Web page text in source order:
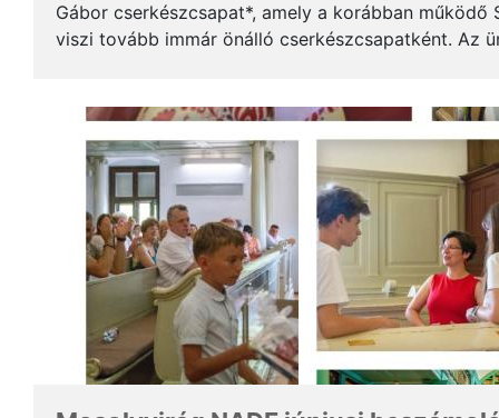
Gábor cserkészcsapat*, amely a korábban működő
viszi tovább immár önálló cserkészcsapatként. Az